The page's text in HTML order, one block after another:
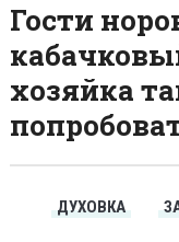
Гости
хозяйка
ДУХОВКА